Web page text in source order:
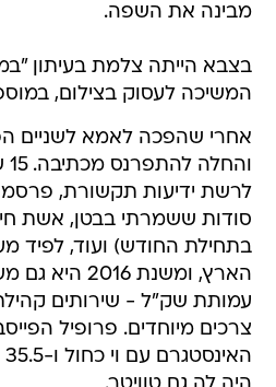
מבינה את השפה.
בצבא הייתה צלמת בעיתון
המשיכה לעסוק בצילום,
אחרי שהפכה לאמא לשניים
סודות ששמרתי בבטן, אשת
בתחילת החודש) ועוד, לפיד
הארץ, ומשנת
עמותת שק"ל - שירותים
צרכים מיוחדים. פרופיל